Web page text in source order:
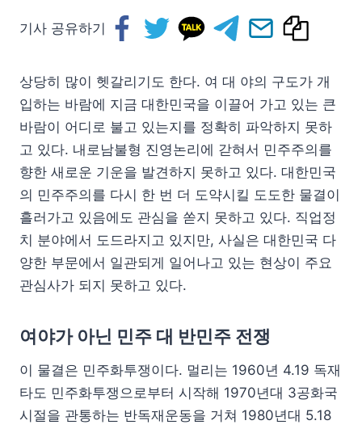
기사 공유하기
상당히 많이 헷갈리기도 한다. 여 대 야의 구도가 개
입하는 바람에 지금 대한민국을 이끌어 가고 있는 큰
바람이 어디로 불고 있는지를 정확히 파악하지 못하
고 있다. 내로남불형 진영논리에 갇혀서 민주주의를
향한 새로운 기운을 발견하지 못하고 있다. 대한민국
의 민주주의를 다시 한 번 더 도약시킬 도도한 물결이
흘러가고 있음에도 관심을 쏟지 못하고 있다. 직업정
치 분야에서 도드라지고 있지만, 사실은 대한민국 다
양한 부문에서 일관되게 일어나고 있는 현상이 주요
관심사가 되지 못하고 있다.
여야가 아닌 민주 대 반민주 전쟁
이 물결은 민주화투쟁이다. 멀리는 1960년 4.19 독재
타도 민주화투쟁으로부터 시작해 1970년대 3공화국
시절을 관통하는 반독재운동을 거쳐 1980년대 5.18